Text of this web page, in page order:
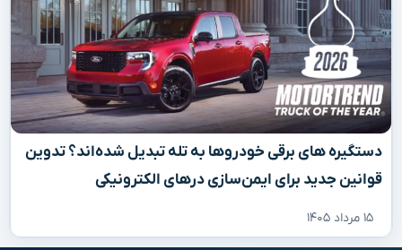
دستگیره‌ های برقی خودروها به تله تبدیل شده‌اند؟ تدوین
قوانین جدید برای ایمن‌سازی درهای الکترونیکی
۱۵ مرداد ۱۴۰۵